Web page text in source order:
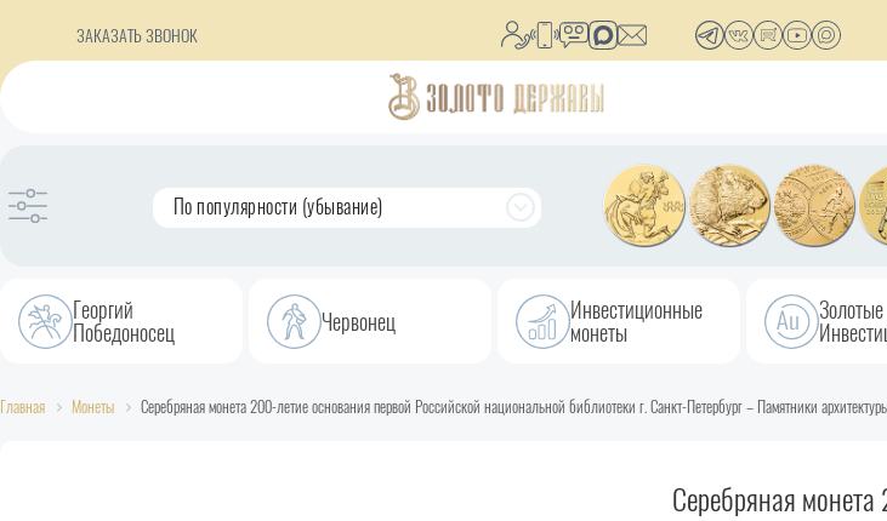
ЗАКАЗАТЬ ЗВОНОК
По популярности (убывание)
Георгий
Победоносец Червонец Инвестиционные
монеты
Золотые
Главная Монеты Серебряная монета 200-летие основания первой Российской национальной библиотеки г. Санкт-Петербург – Памятники
Серебряная монета